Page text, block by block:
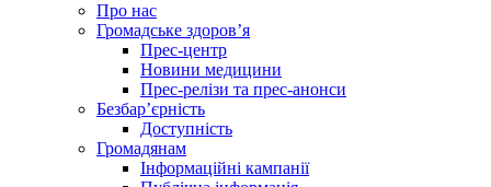
Про нас
Громадське здоров’я
Прес-центр
Новини медицини
Прес-релізи та прес-анонси
Безбар’єрність
Доступність
Громадянам
Інформаційні кампанії